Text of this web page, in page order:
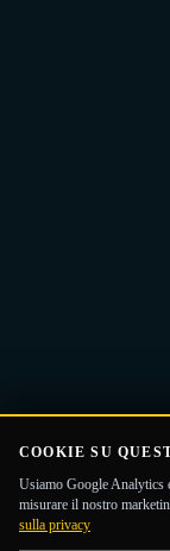
COOKIE SU
Usiamo Google Analytics
misurare il nostro
sulla privacy